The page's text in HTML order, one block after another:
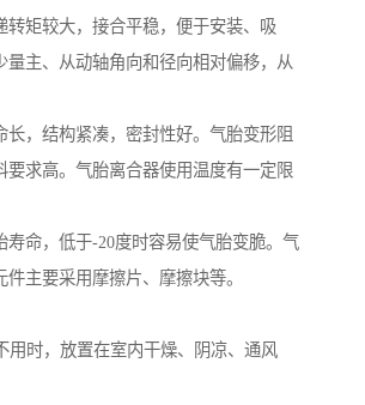
转矩较大，接合平稳，便于安装、吸
量主、从动轴角向和径向相对偏移，从
长，结构紧凑，密封性好。气胎变形阻
要求高。气胎离合器使用温度有一定限
寿命，低于-20度时容易使气胎变脆。气
主要采用摩擦片、摩擦块等。
用时，放置在室内干燥、阴凉、通风